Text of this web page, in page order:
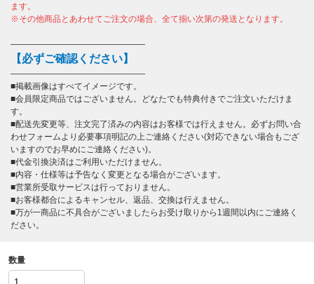
ます。
※その他商品とあわせてご注文の場合、全て揃い次第の発送となります。
――――――――――――――――
【必ずご確認ください】
――――――――――――――――
■掲載画像はすべてイメージです。
■会員限定商品ではございません。どなたでも特典付きでご注文いただけま
す。
■配送先変更等、注文完了済みの内容はお客様では行えません。必ずお問い合
わせフォームより必要事項明記の上ご連絡ください(対応できない場合もござ
いますのでお早めにご連絡ください)。
■代金引換決済はご利用いただけません。
■内容・仕様等は予告なく変更となる場合がございます。
■営業所受取サービスは行っておりません。
■お客様都合によるキャンセル、返品、交換は行えません。
■万が一商品に不具合がございましたらお受け取りから1週間以内にご連絡く
ださい。
数量